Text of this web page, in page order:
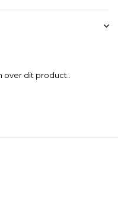
over dit product..